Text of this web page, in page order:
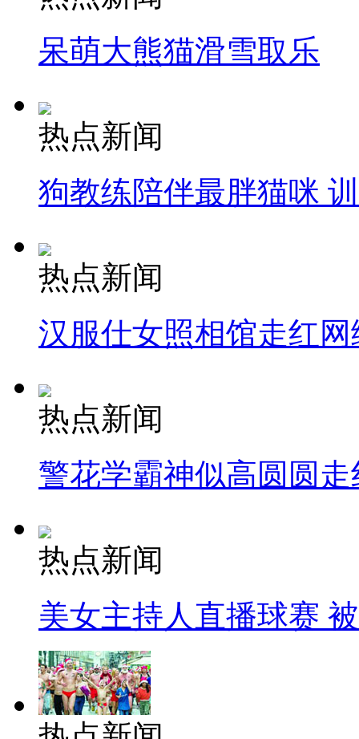
呆萌大熊猫滑雪取乐
热点新闻
狗教练陪伴最胖猫咪
热点新闻
汉服仕女照相馆走红网
热点新闻
警花学霸神似高圆圆走
热点新闻
美女主持人直播球赛